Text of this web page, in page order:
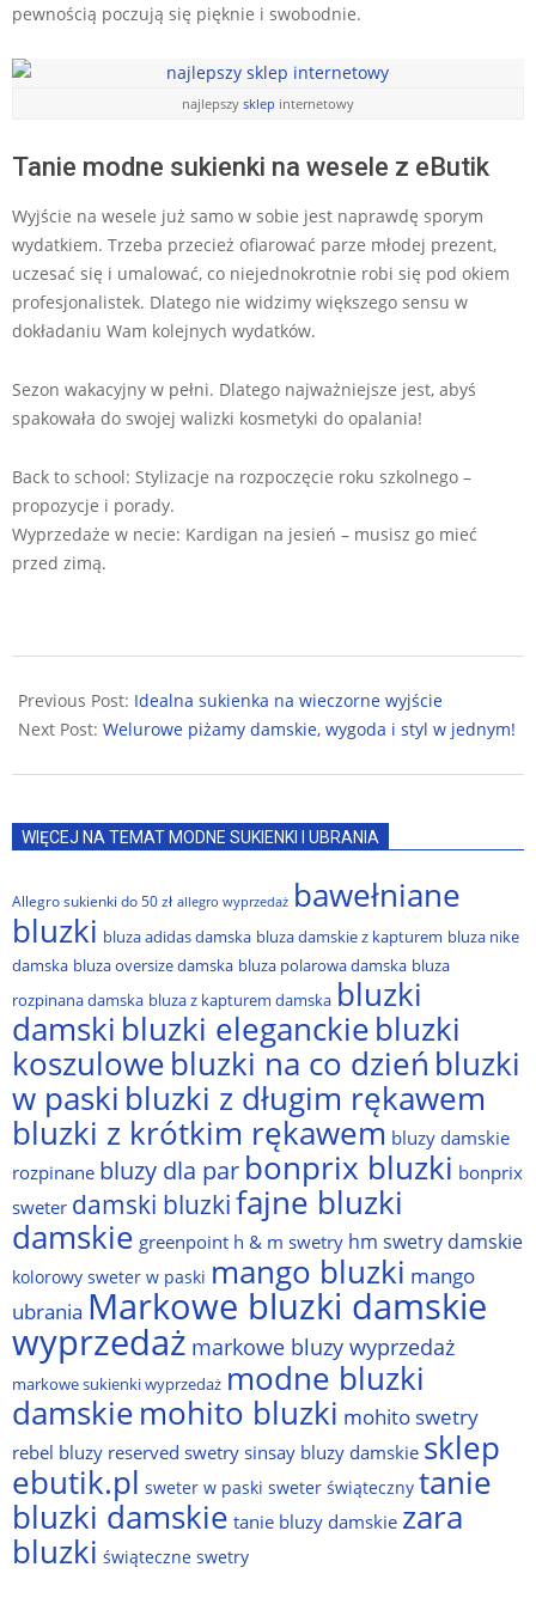
pewnością poczują się pięknie i swobodnie.
najlepszy sklep internetowy
Tanie modne sukienki na wesele z eButik
Wyjście na wesele już samo w sobie jest naprawdę sporym
wydatkiem. Trzeba przecież ofiarować parze młodej prezent,
uczesać się i umalować, co niejednokrotnie robi się pod okiem
profesjonalistek. Dlatego nie widzimy większego sensu w
dokładaniu Wam kolejnych wydatków.
Sezon wakacyjny w pełni. Dlatego najważniejsze jest, abyś
spakowała do swojej walizki kosmetyki do opalania!
Back to school: Stylizacje na rozpoczęcie roku szkolnego –
propozycje i porady.
Wyprzedaże w necie: Kardigan na jesień – musisz go mieć
przed zimą.
08-
20
Previous Post: Idealna sukienka na wieczorne wyjście
Next Post: Welurowe piżamy damskie, wygoda i styl w jednym!
WIĘCEJ NA TEMAT MODNE SUKIENKI I UBRANIA
Allegro sukienki do 50 zł allegro wyprzedaż bawełniane
bluzki bluza adidas damska bluza damskie z kapturem bluza nike
damska bluza oversize damska bluza polarowa damska bluza
rozpinana damska bluza z kapturem damska bluzki
damski bluzki eleganckie bluzki
koszulowe bluzki na co dzień bluzki
w paski bluzki z długim rękawem
bluzki z krótkim rękawem bluzy damskie
rozpinane bluzy dla par bonprix bluzki bonprix
sweter damski bluzkifajne bluzki
damskie greenpoint h & m swetry hm swetry damskie
kolorowy sweter w paski mango bluzki mango
ubrania Markowe bluzki damskie
wyprzedaż markowe bluzy wyprzedaż
markowe sukienki wyprzedaż modne bluzki
damskiemohito bluzki mohito swetry
rebel bluzy reserved swetrysinsay bluzy damskie sklep
ebutik.pl sweter w paski sweter świąteczny tanie
bluzki damskie tanie bluzy damskie zara
bluzki świąteczne swetry